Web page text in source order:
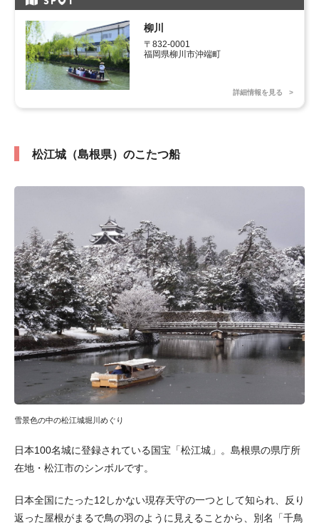
柳川
〒832-0001
福岡県柳川市沖端町
詳細情報を見る
松江城（島根県）のこたつ船
雪景色の中の松江城堀川めぐり
日本100名城に登録されている国宝「松江城」。島根県の県庁所
在地・松江市のシンボルです。
日本全国にたった12しかない現存天守の一つとして知られ、反り
返った屋根がまるで鳥の羽のように見えることから、別名「千鳥